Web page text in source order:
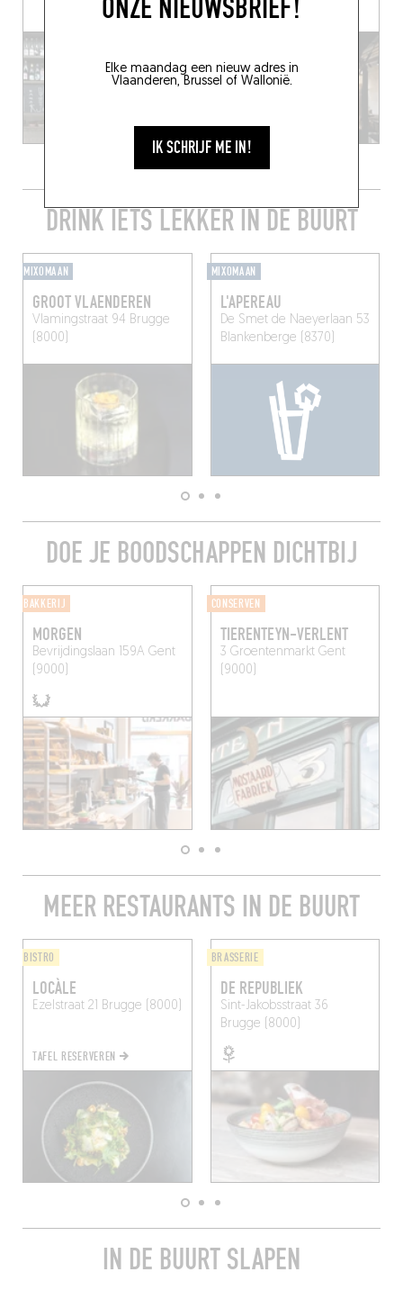
ONZE NIEUWSBRIEF!
Elke maandag een nieuw adres in
Vlaanderen, Brussel of Wallonië.
IK SCHRIJF ME IN!
DRINK IETS LEKKER IN DE BUURT
MIXOMAAN
GROOT VLAENDEREN
Vlamingstraat 94 Brugge
(8000)
MIXOMAAN
L'APEREAU
De Smet de Naeyerlaan 53
Blankenberge (8370)
DOE JE BOODSCHAPPEN DICHTBIJ
BAKKERIJ
MORGEN
Bevrijdingslaan 159A Gent
(9000)
CONSERVEN
TIERENTEYN-VERLENT
3 GroentenmarktGent
(9000)
MEER RESTAURANTS IN DE BUURT
BISTRO
LOCÀLE
Ezelstraat 21 Brugge (8000)
TAFEL RESERVEREN
BRASSERIE
DE REPUBLIEK
Sint-Jakobsstraat 36
Brugge (8000)
IN DE BUURT SLAPEN